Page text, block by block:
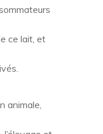
ce lait, et
animale,